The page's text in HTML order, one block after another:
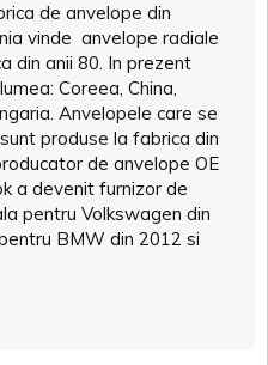
de anvelope din
vinde anvelope radiale
din anii 80. In prezent
Coreea, China,
Anvelopele care se
produse la fabrica din
de anvelope OE
a devenit furnizor de
pentru Volkswagen din
BMW din 2012 si